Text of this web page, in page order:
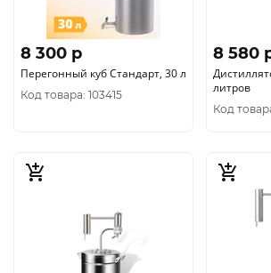
8 300 p
Перегонный куб Стандарт, 30 л
Код товара: 103415
8 580
литров
Код